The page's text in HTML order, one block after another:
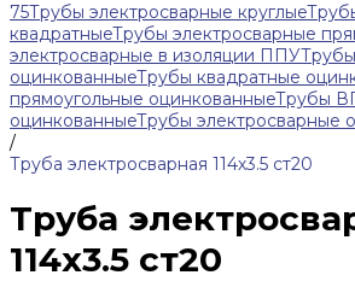
75Трубы электросварные круглые
квадратныеТрубы электросварные
электросварные в изоляции ППУ
оцинкованныеТрубы квадратные
прямоугольные оцинкованныеТрубы
оцинкованныеТрубы электросварные
/
Труба электросварная 114х3.5 ст20
Труба
114х3.5 ст20